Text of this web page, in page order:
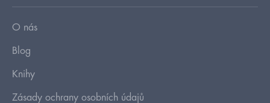
O nás
Blog
Knihy
Zásady ochrany osobních údajů